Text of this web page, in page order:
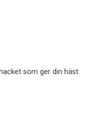
som ger din häst